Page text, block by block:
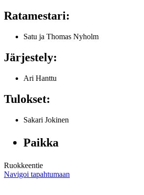
Ratamestari:
Satu ja Thomas Nyholm
Järjestely:
Ari Hanttu
Tulokset:
Sakari Jokinen
Paikka
Ruokkeentie
Navigoi tapahtumaan